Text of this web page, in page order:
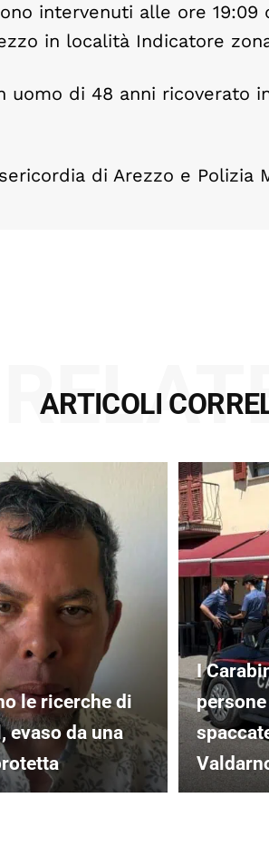
intervenuti alle ore 19:09
in località Indicatore
di 48 anni ricoverato
di Arezzo e Polizia
ARTICOLI
le ricerche di
evaso da una
I